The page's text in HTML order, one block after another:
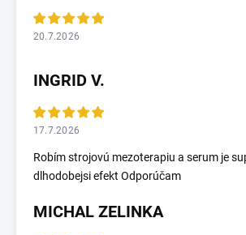
20.7.2026
INGRID V.
17.7.2026
Robím strojovú mezoterapiu a serum je
dlhodobejsi efekt Odporúčam
MICHAL ZELINKA